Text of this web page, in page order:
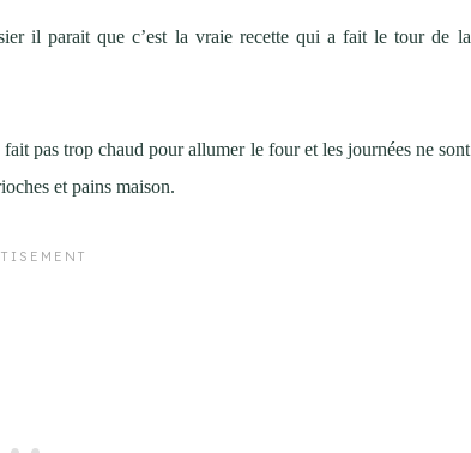
il parait que c’est la vraie recette qui a fait le tour de la
pas trop chaud pour allumer le four et les journées ne sont
et pains maison.